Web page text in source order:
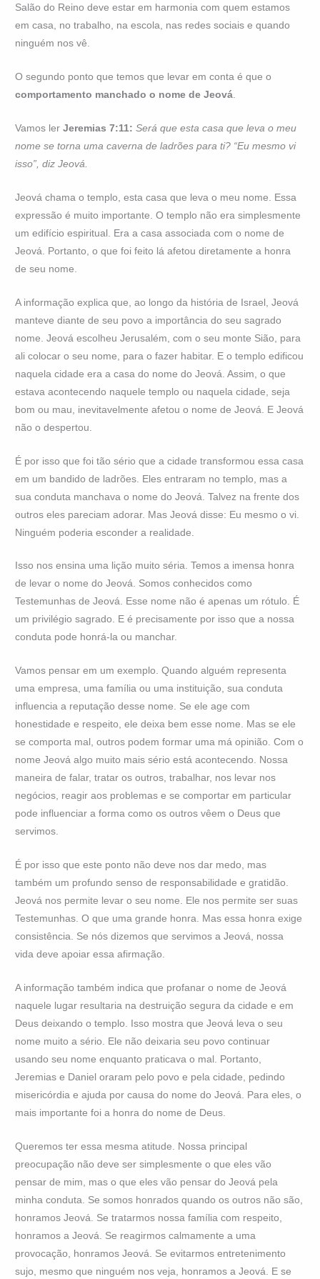
Salão do Reino deve estar em harmonia com quem estamos
em casa, no trabalho, na escola, nas redes sociais e quando
ninguém nos vê.
O segundo ponto que temos que levar em conta é que o
comportamento manchado o nome de Jeová.
Vamos lerJeremias 7:11: Será que esta casa que leva o meu
nome se torna uma caverna de ladrões para ti? “Eu mesmo vi
isso”, diz Jeová.
Jeová chama o templo, esta casa que leva o meu nome. Essa
expressão é muito importante. O templo não era simplesmente
um edifício espiritual. Era a casa associada com o nome de
Jeová. Portanto, o que foi feito lá afetou diretamente a honra
de seu nome.
A informação explica que, ao longo da história de Israel, Jeová
manteve diante de seu povo a importância do seu sagrado
nome. Jeová escolheu Jerusalém, com o seu monte Sião, para
ali colocar o seu nome, para o fazer habitar. E o templo edificou
naquela cidade era a casa do nome do Jeová. Assim, o que
estava acontecendo naquele templo ou naquela cidade, seja
bom ou mau, inevitavelmente afetou o nome de Jeová. E Jeová
não o despertou.
É por isso que foi tão sério que a cidade transformou essa casa
em um bandido de ladrões. Eles entraram no templo, mas a
sua conduta manchava o nome do Jeová. Talvez na frente dos
outros eles pareciam adorar. Mas Jeová disse: Eu mesmo o vi.
Ninguém poderia esconder a realidade.
Isso nos ensina uma lição muito séria. Temos a imensa honra
de levar o nome do Jeová. Somos conhecidos como
Testemunhas de Jeová. Esse nome não é apenas um rótulo. É
um privilégio sagrado. E é precisamente por isso que a nossa
conduta pode honrá-la ou manchar.
Vamos pensar em um exemplo. Quando alguém representa
uma empresa, uma família ou uma instituição, sua conduta
influencia a reputação desse nome. Se ele age com
honestidade e respeito, ele deixa bem esse nome. Mas se ele
se comporta mal, outros podem formar uma má opinião. Com o
nome Jeová algo muito mais sério está acontecendo. Nossa
maneira de falar, tratar os outros, trabalhar, nos levar nos
negócios, reagir aos problemas e se comportar em particular
pode influenciar a forma como os outros vêem o Deus que
servimos.
É por isso que este ponto não deve nos dar medo, mas
também um profundo senso de responsabilidade e gratidão.
Jeová nos permite levar o seu nome. Ele nos permite ser suas
Testemunhas. O que uma grande honra. Mas essa honra exige
consistência. Se nós dizemos que servimos a Jeová, nossa
vida deve apoiar essa afirmação.
A informação também indica que profanar o nome de Jeová
naquele lugar resultaria na destruição segura da cidade e em
Deus deixando o templo. Isso mostra que Jeová leva o seu
nome muito a sério. Ele não deixaria seu povo continuar
usando seu nome enquanto praticava o mal. Portanto,
Jeremias e Daniel oraram pelo povo e pela cidade, pedindo
misericórdia e ajuda por causa do nome do Jeová. Para eles, o
mais importante foi a honra do nome de Deus.
Queremos ter essa mesma atitude. Nossa principal
preocupação não deve ser simplesmente o que eles vão
pensar de mim, mas o que eles vão pensar do Jeová pela
minha conduta. Se somos honrados quando os outros não são,
honramos Jeová. Se tratarmos nossa família com respeito,
honramos a Jeová. Se reagirmos calmamente a uma
provocação, honramos Jeová. Se evitarmos entretenimento
sujo, mesmo que ninguém nos veja, honramos a Jeová. E se